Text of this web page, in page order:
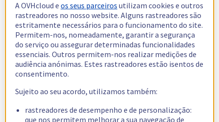
A OVHcloud eos seus parceiros utilizam cookies e outros
rastreadores no nosso website. Alguns rastreadores são
estritamente necessários para o funcionamento do site.
Permitem-nos, nomeadamente, garantir a segurança
do serviço ou assegurar determinadas funcionalidades
essenciais. Outros permitem-nos realizar medições de
audiência anónimas. Estes rastreadores estão isentos de
consentimento.
Sujeito ao seu acordo, utilizamos também:
rastreadores de desempenho e de personalização:
que nos permitem melhorar a sua navegação de